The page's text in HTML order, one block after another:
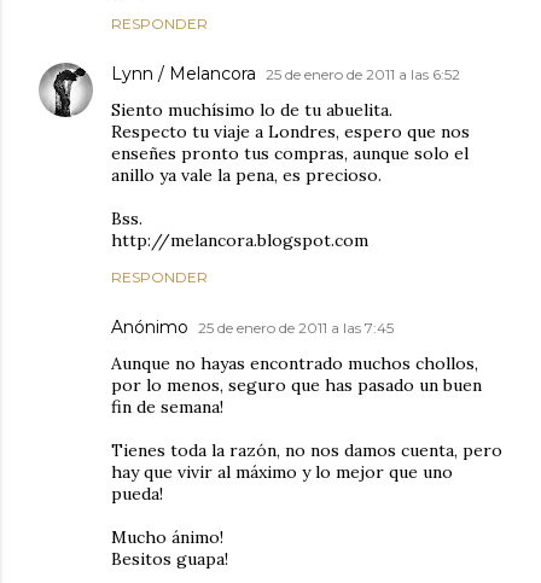
RESPONDER
Lynn / Melancora 25 de enero de 2011 a las 6:52
Siento muchísimo lo de tu abuelita.
Respecto tu viaje a Londres, espero que nos
enseñes pronto tus compras, aunque solo el
anillo ya vale la pena, es precioso.
Bss.
http://melancora.blogspot.com
RESPONDER
Anónimo 25 de enero de 2011 a las 7:45
Aunque no hayas encontrado muchos chollos,
por lo menos, seguro que has pasado un buen
fin de semana!
Tienes toda la razón, no nos damos cuenta, pero
hay que vivir al máximo y lo mejor que uno
pueda!
Mucho ánimo!
Besitos guapa!